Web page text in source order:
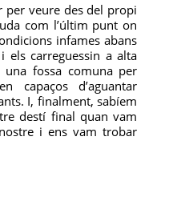
per veure des del propi
com l’últim punt on
infames abans
els carreguessin a alta
fossa comuna per
capaços d’aguantar
I, finalment, sabíem
destí final quan vam
i ens vam trobar